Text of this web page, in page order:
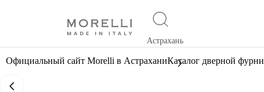
Астрахань
Официальный сайт Morelli в АстраханиКаталог дверной